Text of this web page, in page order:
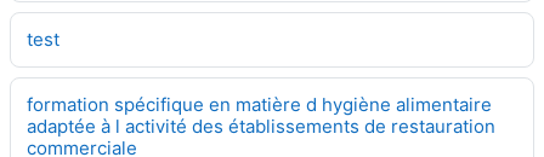
test
formation spécifique en matière d hygiène alimentaire
adaptée à l activité des établissements de restauration
commerciale